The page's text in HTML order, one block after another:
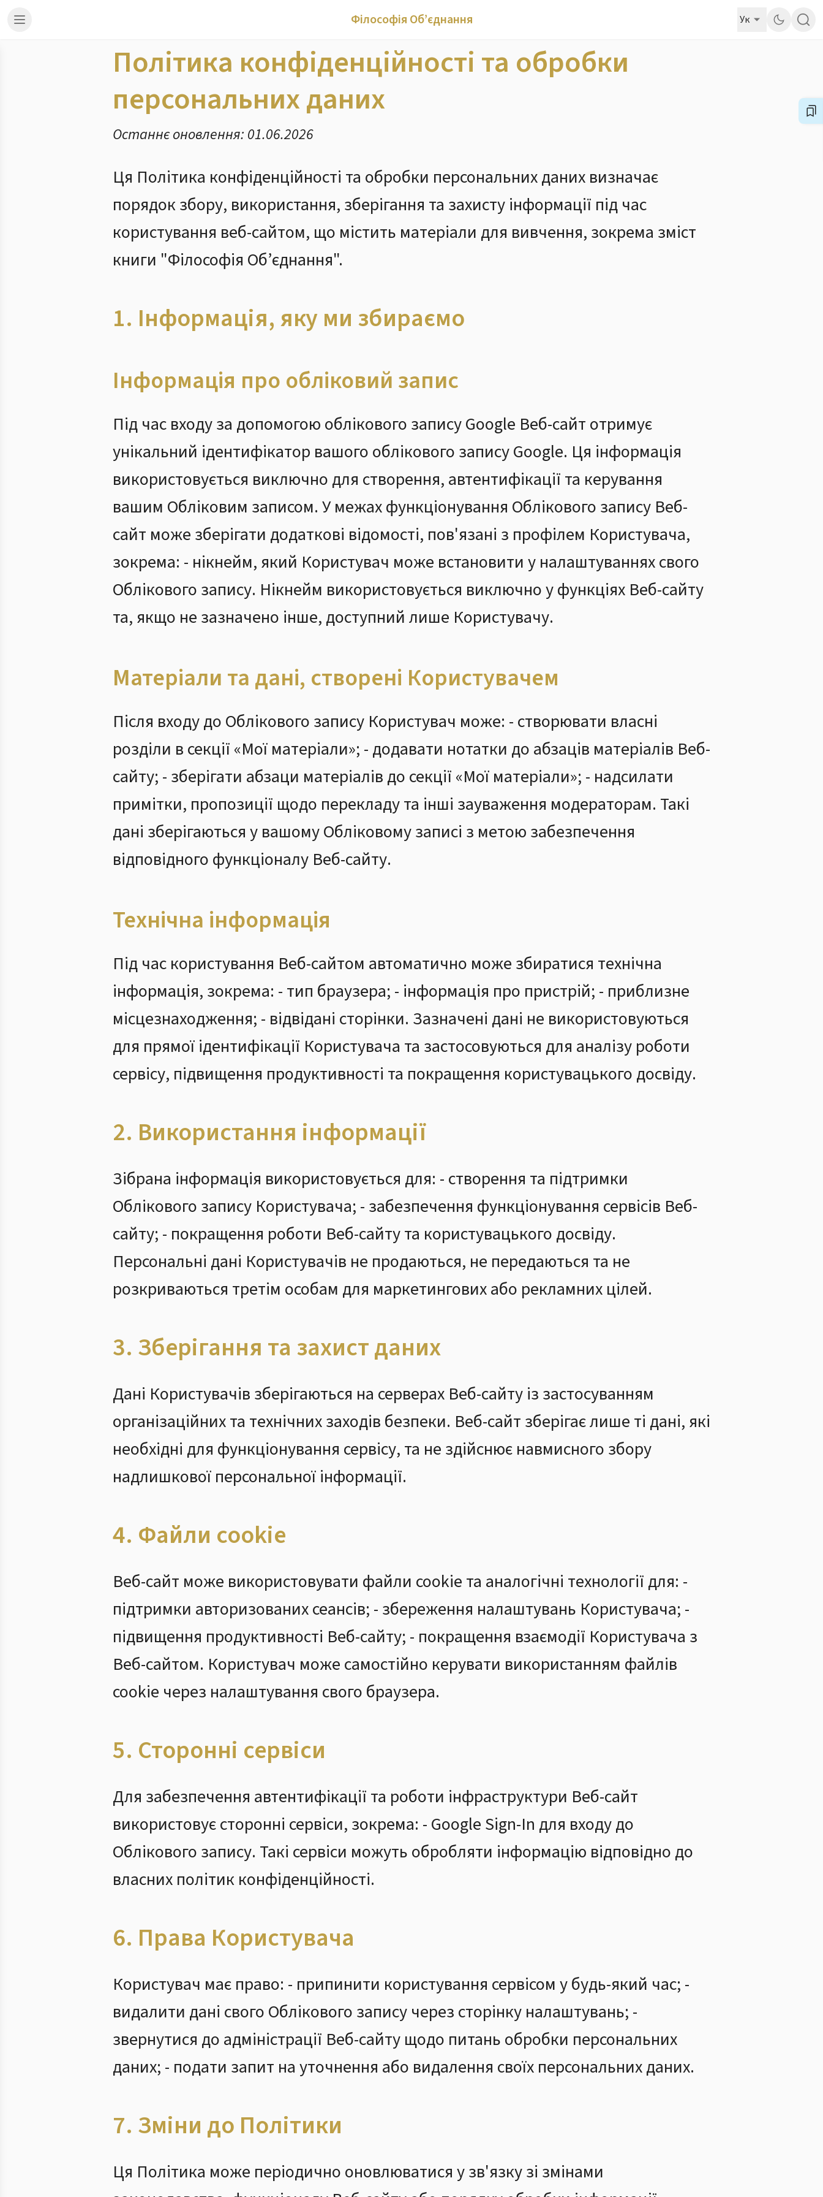
Філософія Об’єднання Ук
Політика конфіденційності та обробки
персональних даних
Останнє оновлення: 01.06.2026
Ця Політика конфіденційності та обробки персональних даних визначає
порядок збору, використання, зберігання та захисту інформації під час
користування веб-сайтом, що містить матеріали для вивчення, зокрема зміст
книги "Філософія Об’єднання".
1. Інформація, яку ми збираємо
Інформація про обліковий запис
Під час входу за допомогою облікового запису Google Веб-сайт отримує
унікальний ідентифікатор вашого облікового запису Google. Ця інформація
використовується виключно для створення, автентифікації та керування
вашим Обліковим записом. У межах функціонування Облікового запису Веб-
сайт може зберігати додаткові відомості, пов'язані з профілем Користувача,
зокрема: - нікнейм, який Користувач може встановити у налаштуваннях свого
Облікового запису. Нікнейм використовується виключно у функціях Веб-сайту
та, якщо не зазначено інше, доступний лише Користувачу.
Матеріали та дані, створені Користувачем
Після входу до Облікового запису Користувач може: - створювати власні
розділи в секції «Мої матеріали»; - додавати нотатки до абзаців матеріалів Веб-
сайту; - зберігати абзаци матеріалів до секції «Мої матеріали»; - надсилати
примітки, пропозиції щодо перекладу та інші зауваження модераторам. Такі
дані зберігаються у вашому Обліковому записі з метою забезпечення
відповідного функціоналу Веб-сайту.
Технічна інформація
Під час користування Веб-сайтом автоматично може збиратися технічна
інформація, зокрема: - тип браузера; - інформація про пристрій; - приблизне
місцезнаходження; - відвідані сторінки. Зазначені дані не використовуються
для прямої ідентифікації Користувача та застосовуються для аналізу роботи
сервісу, підвищення продуктивності та покращення користувацького досвіду.
2. Використання інформації
Зібрана інформація використовується для: - створення та підтримки
Облікового запису Користувача; - забезпечення функціонування сервісів Веб-
сайту; - покращення роботи Веб-сайту та користувацького досвіду.
Персональні дані Користувачів не продаються, не передаються та не
розкриваються третім особам для маркетингових або рекламних цілей.
3. Зберігання та захист даних
Дані Користувачів зберігаються на серверах Веб-сайту із застосуванням
організаційних та технічних заходів безпеки. Веб-сайт зберігає лише ті дані, які
необхідні для функціонування сервісу, та не здійснює навмисного збору
надлишкової персональної інформації.
4. Файли cookie
Веб-сайт може використовувати файли cookie та аналогічні технології для: -
підтримки авторизованих сеансів; - збереження налаштувань Користувача; -
підвищення продуктивності Веб-сайту; - покращення взаємодії Користувача з
Веб-сайтом. Користувач може самостійно керувати використанням файлів
cookie через налаштування свого браузера.
5. Сторонні сервіси
Для забезпечення автентифікації та роботи інфраструктури Веб-сайт
використовує сторонні сервіси, зокрема: - Google Sign-In для входу до
Облікового запису. Такі сервіси можуть обробляти інформацію відповідно до
власних політик конфіденційності.
6. Права Користувача
Користувач має право: - припинити користування сервісом у будь-який час; -
видалити дані свого Облікового запису через сторінку налаштувань; -
звернутися до адміністрації Веб-сайту щодо питань обробки персональних
даних; - подати запит на уточнення або видалення своїх персональних даних.
7. Зміни до Політики
Ця Політика може періодично оновлюватися у зв'язку зі змінами